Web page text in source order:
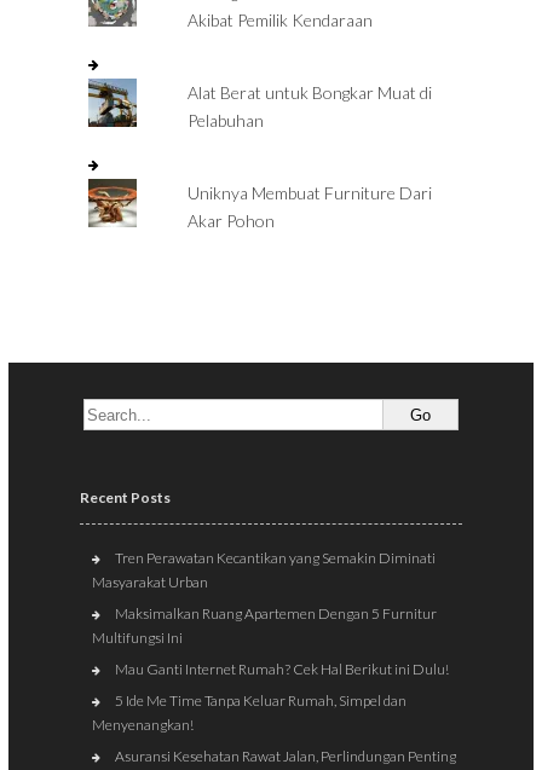
Akibat Pemilik Kendaraan
Alat Berat untuk Bongkar Muat di
Pelabuhan
Uniknya Membuat Furniture Dari
Akar Pohon
Recent Posts
Tren Perawatan Kecantikan yang Semakin Diminati
Masyarakat Urban
Maksimalkan Ruang Apartemen Dengan 5 Furnitur
Multifungsi Ini
Mau Ganti Internet Rumah? Cek Hal Berikut ini Dulu!
5 Ide Me Time Tanpa Keluar Rumah, Simpel dan
Menyenangkan!
Asuransi Kesehatan Rawat Jalan, Perlindungan Penting